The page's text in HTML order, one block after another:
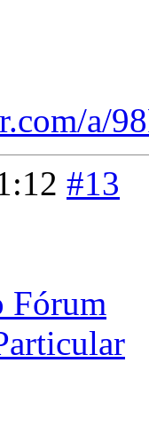
a/
#13
Fórum